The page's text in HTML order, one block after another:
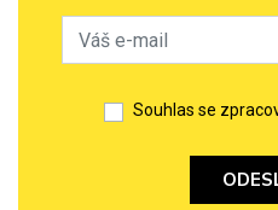
Souhlas se